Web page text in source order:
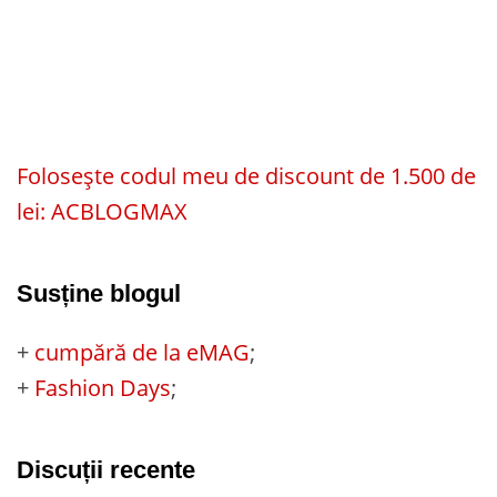
Folosește codul meu de discount de 1.500 de
lei: ACBLOGMAX
Susține blogul
+ cumpără de la eMAG;
+ Fashion Days;
Discuții recente